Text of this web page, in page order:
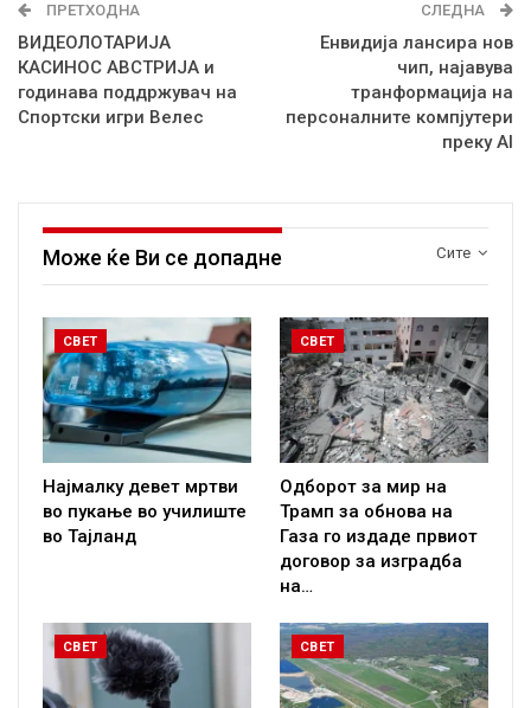
ПРЕТХОДНА
ВИДЕОЛОТАРИЈА
КАСИНОС АВСТРИЈА и
годинава поддржувач на
Спортски игри Велес
СЛЕДНА
Енвидија лансира нов
чип, најавува
транформација на
персоналните компјутери
преку AI
Сите
Може ќе Ви се допадне
СВЕТ
Најмалку девет мртви
во пукање во училиште
во Тајланд
СВЕТ
Одборот за мир на
Трамп за обнова на
Газа го издаде првиот
договор за изградба
на…
СВЕТ СВЕТ